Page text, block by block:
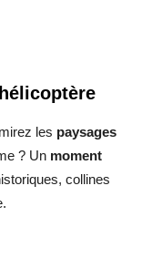
les paysages
? Un moment
collines